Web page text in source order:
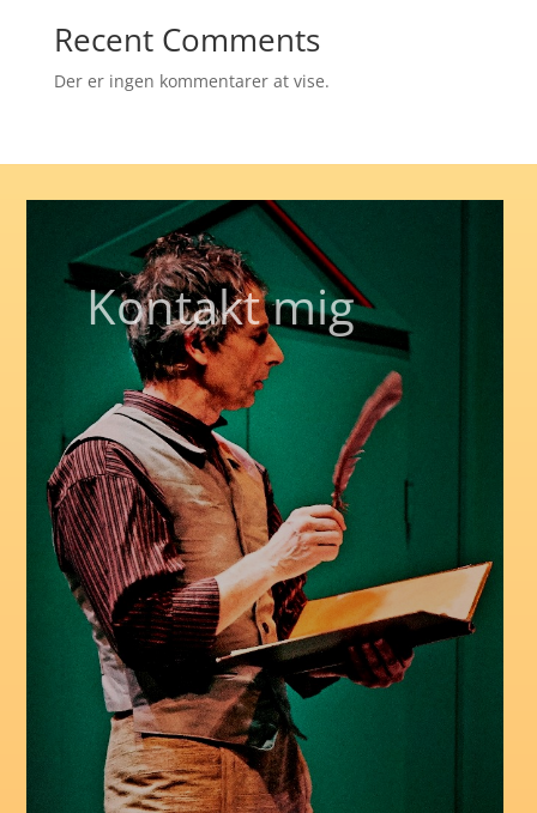
Recent Comments
Der er ingen kommentarer at vise.
Kontakt mig